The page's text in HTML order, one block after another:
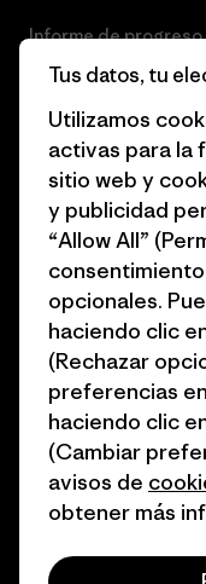
Informe de progreso
Business Unusual
Objetivos climáticos
1% for the Planet
Cómo financiamos
Tarjetas regalo
Encuentra una
© 2026 Patagonia, Inc.
Tus datos, tu
Utilizamos
activas para la
sitio web y
y publicidad
“Allow All”
opcionales.
haciendo clic
(Rechazar
preferencias
haciendo clic
(Cambiar
avisos de
obtener más